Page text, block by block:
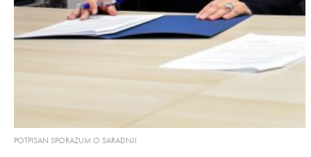
POTPISAN SPORAZUM O SARADNJI